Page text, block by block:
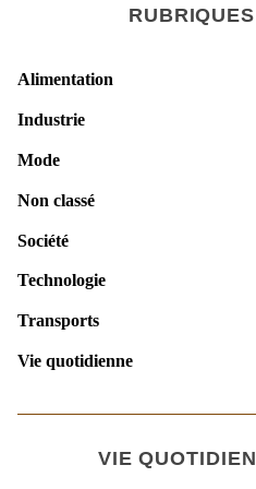
RUBRIQUES
Alimentation
Industrie
Mode
Non classé
Société
Technologie
Transports
Vie quotidienne
VIE